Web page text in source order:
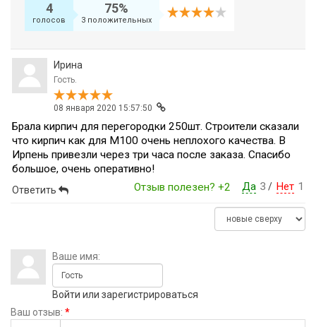
4
голосов
75%
3 положительных
Ирина
Гость.
08 января 2020 15:57:50
Брала кирпич для перегородки 250шт. Строители сказали
что кирпич как для М100 очень неплохого качества. В
Ирпень привезли через три часа после заказа. Спасибо
большое, очень оперативно!
Да 3 / Нет 1
Отзыв полезен? +2
Ответить
Ваше имя:
Войти или зарегистрироваться
Ваш отзыв: *